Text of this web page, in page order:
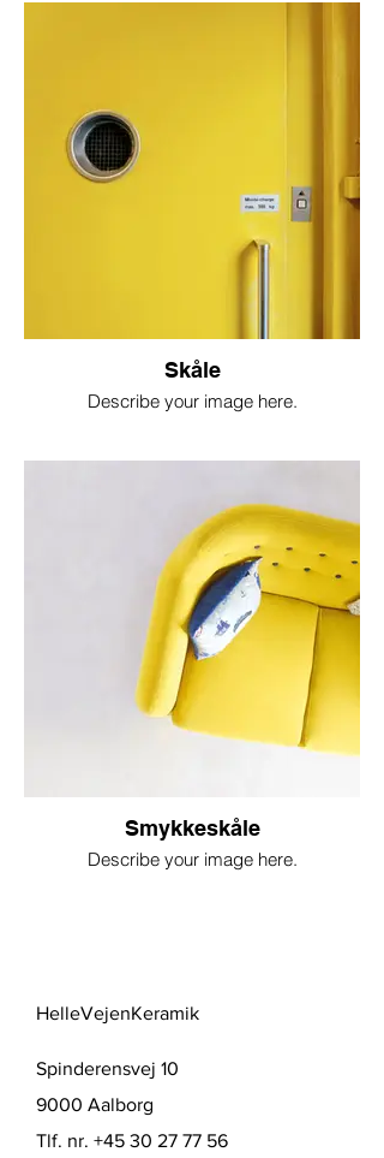
Skåle
Describe your image here.
Smykkeskåle
Describe your image here.
HelleVejenKeramik
Spinderensvej 10
9000 Aalborg
Tlf. nr. +45 30 27 77 56